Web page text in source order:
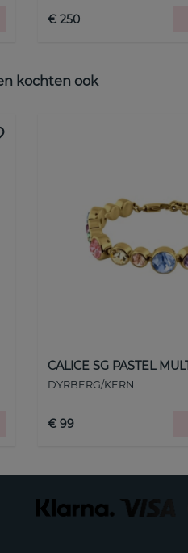
€ 250
kochten ook
CALICE SG PASTEL
DYRBERG/KERN
€ 99